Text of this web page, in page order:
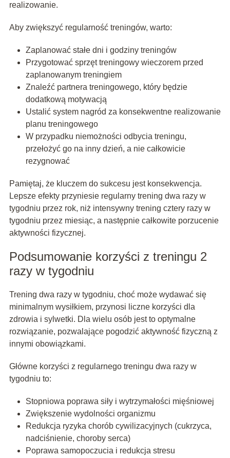
realizowanie.
Aby zwiększyć regularność treningów, warto:
Zaplanować stałe dni i godziny treningów
Przygotować sprzęt treningowy wieczorem przed
zaplanowanym treningiem
Znaleźć partnera treningowego, który będzie
dodatkową motywacją
Ustalić system nagród za konsekwentne realizowanie
planu treningowego
W przypadku niemożności odbycia treningu,
przełożyć go na inny dzień, a nie całkowicie
rezygnować
Pamiętaj, że kluczem do sukcesu jest konsekwencja.
Lepsze efekty przyniesie regularny trening dwa razy w
tygodniu przez rok, niż intensywny trening cztery razy w
tygodniu przez miesiąc, a następnie całkowite porzucenie
aktywności fizycznej.
Podsumowanie korzyści z treningu 2
razy w tygodniu
Trening dwa razy w tygodniu, choć może wydawać się
minimalnym wysiłkiem, przynosi liczne korzyści dla
zdrowia i sylwetki. Dla wielu osób jest to optymalne
rozwiązanie, pozwalające pogodzić aktywność fizyczną z
innymi obowiązkami.
Główne korzyści z regularnego treningu dwa razy w
tygodniu to:
Stopniowa poprawa siły i wytrzymałości mięśniowej
Zwiększenie wydolności organizmu
Redukcja ryzyka chorób cywilizacyjnych (cukrzyca,
nadciśnienie, choroby serca)
Poprawa samopoczucia i redukcja stresu